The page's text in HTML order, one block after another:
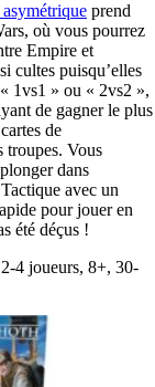
prend
où vous pourrez
Empire et
cultes puisqu’elles
1vs1 » ou « 2vs2 »,
de gagner le plus
de
troupes. Vous
dans
avec un
pour jouer en
été déçus !
4 joueurs, 8+, 30-